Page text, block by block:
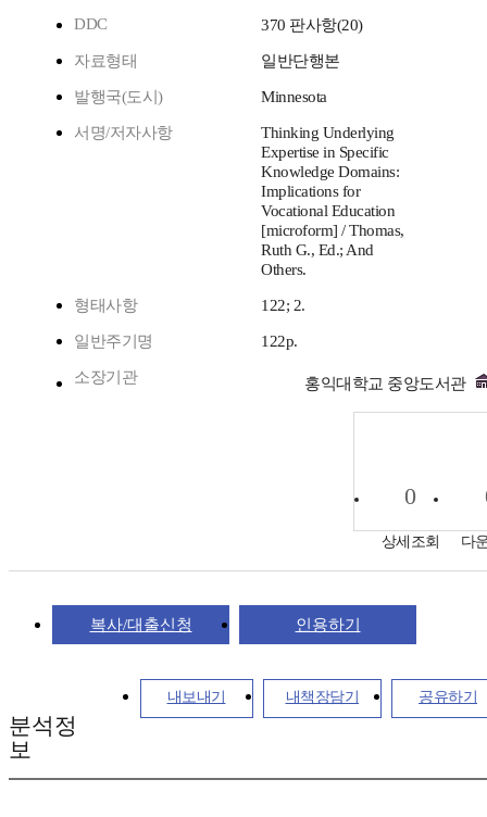
DDC
370 판사항(20)
자료형태 일반단행본
발행국(도시) Minnesota
서명/저자사항
Thinking Underlying
Expertise in Specific
Knowledge Domains:
Implications for
Vocational Education
[microform] / Thomas,
Ruth G., Ed.; And
Others.
형태사항 122; 2.
일반주기명 122p.
소장기관 홍익대학교 중앙도서관
0
상세조회 다
복사/대출신청 인용하기
내보내기 내책장담기 공유하기
분석정
보